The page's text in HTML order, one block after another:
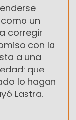
un
corregir
con la
a una
que
lo hagan
Lastra.